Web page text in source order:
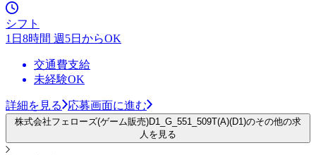
シフト
1日8時間 週5日からOK
交通費支給
未経験OK
詳細を見る 応募画面に進む
株式会社フェローズ(ゲーム販売)D1_G_551_509T(A)(D1)のその他の求
人を見る